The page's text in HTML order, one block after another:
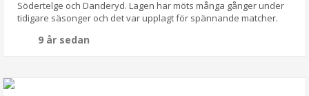
Södertelge och Danderyd. Lagen har möts många gånger under
tidigare säsonger och det var upplagt för spännande matcher.
9 år sedan